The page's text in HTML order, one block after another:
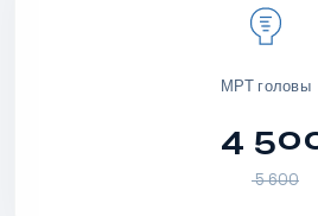
МРТ головы
4
5 600